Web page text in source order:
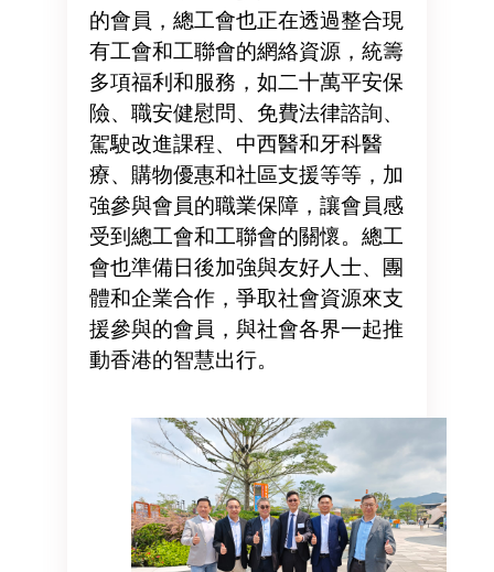
的會員，總工會也正在透過整合現
有工會和工聯會的網絡資源，統籌
多項福利和服務，如二十萬平安保
險、職安健慰問、免費法律諮詢、
駕駛改進課程、中西醫和牙科醫
療、購物優惠和社區支援等等，加
強參與會員的職業保障，讓會員感
受到總工會和工聯會的關懷。總工
會也準備日後加強與友好人士、團
體和企業合作，爭取社會資源來支
援參與的會員，與社會各界一起推
動香港的智慧出行。